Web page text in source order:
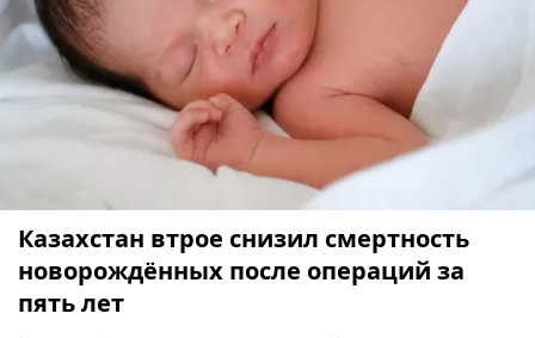
Казахстан втрое снизил смертность
новорождённых после операций за
пять лет